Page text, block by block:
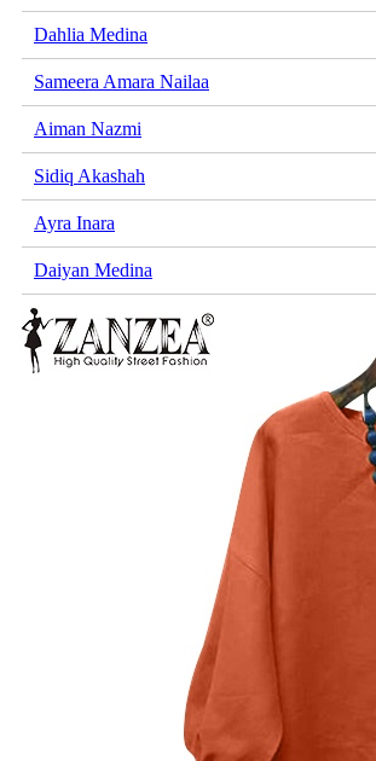
Dahlia Medina
Sameera Amara Nailaa
Aiman Nazmi
Sidiq Akashah
Ayra Inara
Daiyan Medina